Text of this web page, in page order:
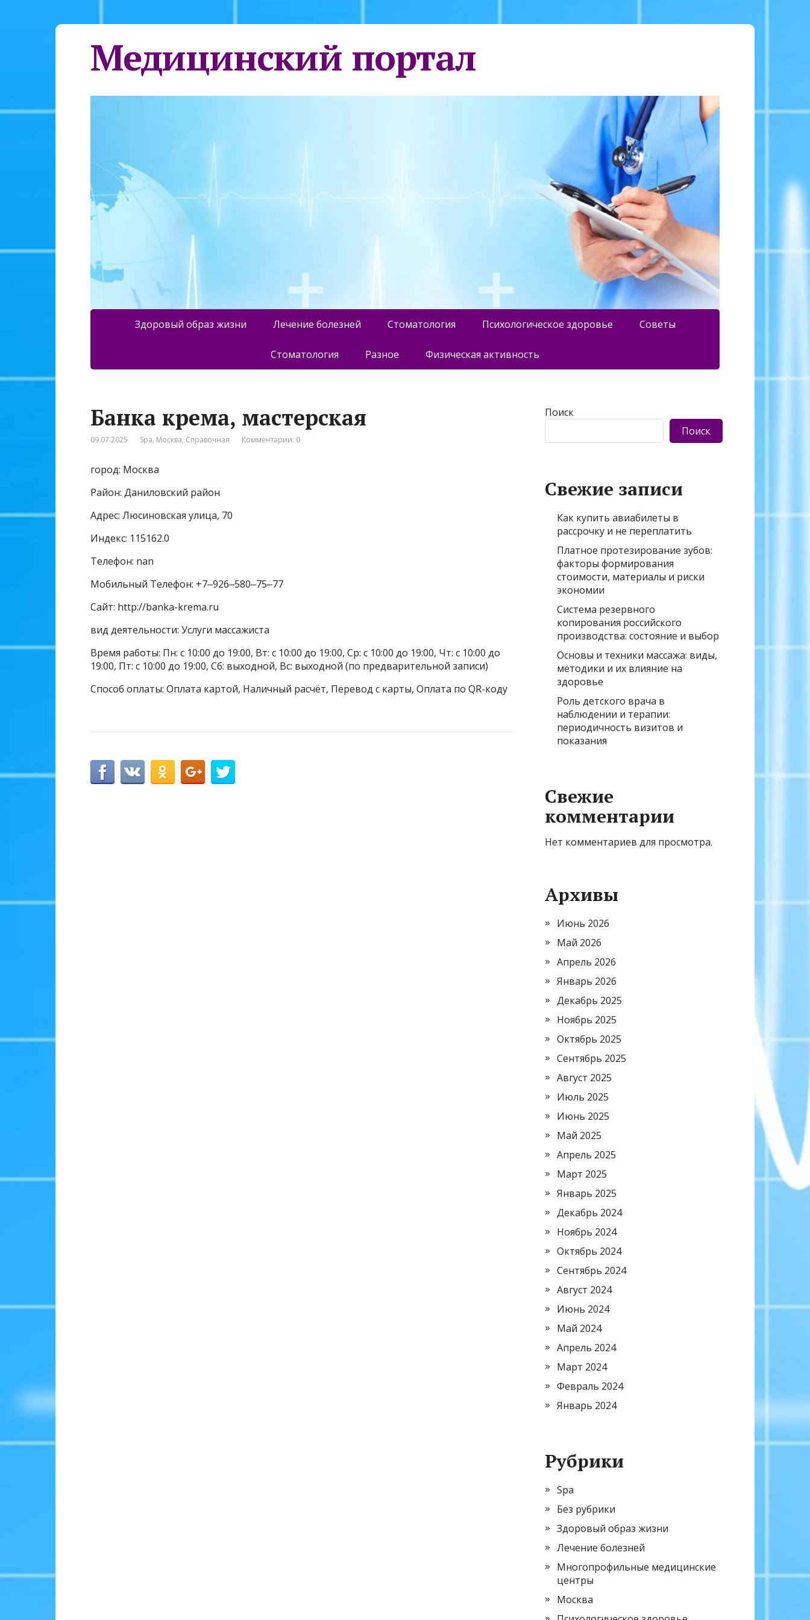
Медицинский портал
Здоровый образ жизни Лечение болезней Стоматология Психологическое здоровье Советы
Стоматология Разное Физическая активность
Банка крема, мастерская
09.07.2025 Spa, Москва, Справочная Комментарии: 0
город: Москва
Район: Даниловский район
Адрес: Люсиновская улица, 70
Индекс: 115162.0
Телефон: nan
Мобильный Телефон: +7‒926‒580‒75‒77
Сайт: http://banka-krema.ru
вид деятельности: Услуги массажиста
Время работы: Пн: с 10:00 до 19:00, Вт: с 10:00 до 19:00, Ср: с 10:00 до 19:00, Чт: с 10:00 до
19:00, Пт: с 10:00 до 19:00, Сб: выходной, Вс: выходной (по предварительной записи)
Способ оплаты: Оплата картой, Наличный расчёт, Перевод с карты, Оплата по QR-коду
Поиск
Поиск
Свежие записи
Как купить авиабилеты в
рассрочку и не переплатить
Платное протезирование зубов:
факторы формирования
стоимости, материалы и риски
экономии
Система резервного
копирования российского
производства: состояние и выбор
Основы и техники массажа: виды,
методики и их влияние на
здоровье
Роль детского врача в
наблюдении и терапии:
периодичность визитов и
показания
Свежие
комментарии
Нет комментариев для просмотра.
Архивы
Июнь 2026
Май 2026
Апрель 2026
Январь 2026
Декабрь 2025
Ноябрь 2025
Октябрь 2025
Сентябрь 2025
Август 2025
Июль 2025
Июнь 2025
Май 2025
Апрель 2025
Март 2025
Январь 2025
Декабрь 2024
Ноябрь 2024
Октябрь 2024
Сентябрь 2024
Август 2024
Июнь 2024
Май 2024
Апрель 2024
Март 2024
Февраль 2024
Январь 2024
Рубрики
Spa
Без рубрики
Здоровый образ жизни
Лечение болезней
Многопрофильные медицинские
центры
Москва